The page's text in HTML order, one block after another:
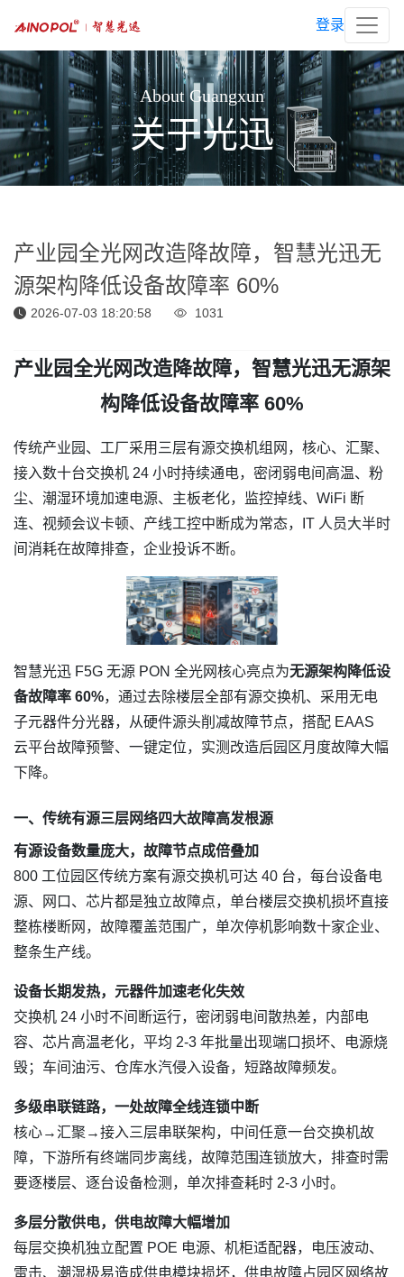
登录
About Guangxun
关于光迅
产业园全光网改造降故障，智慧光迅无
源架构降低设备故障率 60%
2026-07-03 18:20:58 1031
产业园全光网改造降故障，智慧光迅无源架
构降低设备故障率 60%
传统产业园、工厂采用三层有源交换机组网，核心、汇聚、
接入数十台交换机 24 小时持续通电，密闭弱电间高温、粉
尘、潮湿环境加速电源、主板老化，监控掉线、WiFi 断
连、视频会议卡顿、产线工控中断成为常态，IT 人员大半时
间消耗在故障排查，企业投诉不断。
智慧光迅 F5G 无源 PON 全光网核心亮点为无源架构降低设
备故障率 60%，通过去除楼层全部有源交换机、采用无电
子元器件分光器，从硬件源头削减故障节点，搭配 EAAS
云平台故障预警、一键定位，实测改造后园区月度故障大幅
下降。
一、传统有源三层网络四大故障高发根源
有源设备数量庞大，故障节点成倍叠加
800 工位园区传统方案有源交换机可达 40 台，每台设备电
源、网口、芯片都是独立故障点，单台楼层交换机损坏直接
整栋楼断网，故障覆盖范围广，单次停机影响数十家企业、
整条生产线。
设备长期发热，元器件加速老化失效
交换机 24 小时不间断运行，密闭弱电间散热差，内部电
容、芯片高温老化，平均 2-3 年批量出现端口损坏、电源烧
毁；车间油污、仓库水汽侵入设备，短路故障频发。
多级串联链路，一处故障全线连锁中断
核心→汇聚→接入三层串联架构，中间任意一台交换机故
障，下游所有终端同步离线，故障范围连锁放大，排查时需
要逐楼层、逐台设备检测，单次排查耗时 2-3 小时。
多层分散供电，供电故障大幅增加
每层交换机独立配置 POE 电源、机柜适配器，电压波动、
雷击、潮湿极易造成供电模块损坏，供电故障占园区网络故